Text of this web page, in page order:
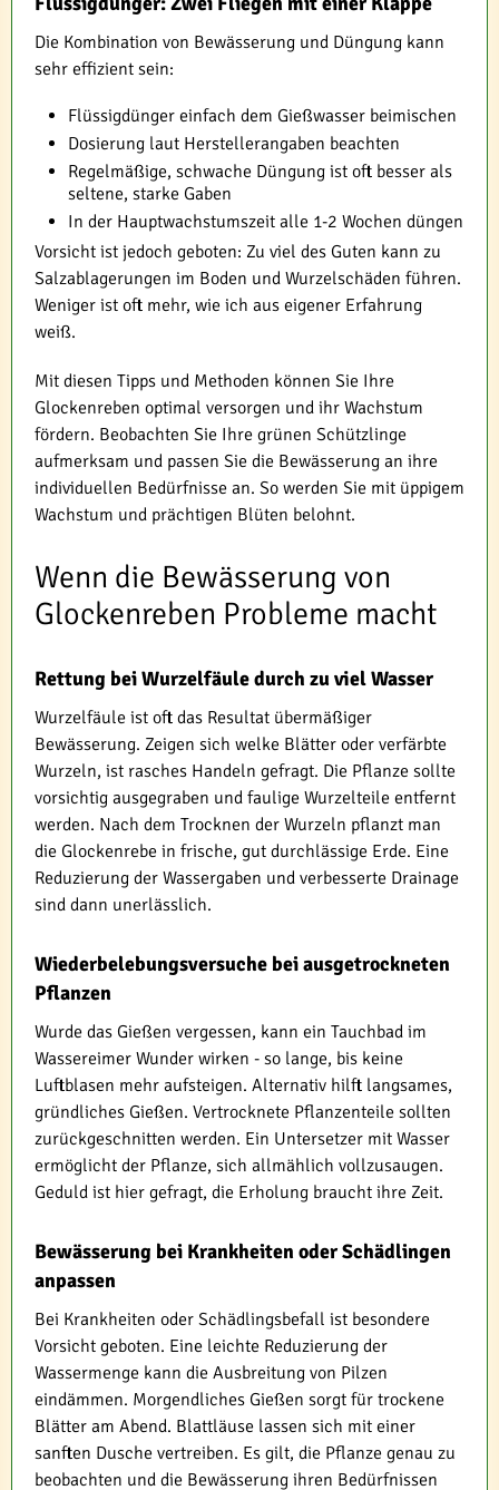
Die Kombination von Bewässerung und Düngung kann
sehr effizient sein:
Flüssigdünger einfach dem Gießwasser beimischen
Dosierung laut Herstellerangaben beachten
Regelmäßige, schwache Düngung ist oft besser als
seltene, starke Gaben
In der Hauptwachstumszeit alle 1-2 Wochen düngen
Vorsicht ist jedoch geboten: Zu viel des Guten kann zu
Salzablagerungen im Boden und Wurzelschäden führen.
Weniger ist oft mehr, wie ich aus eigener Erfahrung
weiß.
Mit diesen Tipps und Methoden können Sie Ihre
Glockenreben optimal versorgen und ihr Wachstum
fördern. Beobachten Sie Ihre grünen Schützlinge
aufmerksam und passen Sie die Bewässerung an ihre
individuellen Bedürfnisse an. So werden Sie mit üppigem
Wachstum und prächtigen Blüten belohnt.
Wenn die Bewässerung von
Glockenreben Probleme macht
Rettung bei Wurzelfäule durch zu viel Wasser
Wurzelfäule ist oft das Resultat übermäßiger
Bewässerung. Zeigen sich welke Blätter oder verfärbte
Wurzeln, ist rasches Handeln gefragt. Die Pflanze sollte
vorsichtig ausgegraben und faulige Wurzelteile entfernt
werden. Nach dem Trocknen der Wurzeln pflanzt man
die Glockenrebe in frische, gut durchlässige Erde. Eine
Reduzierung der Wassergaben und verbesserte Drainage
sind dann unerlässlich.
Wiederbelebungsversuche bei ausgetrockneten
Pflanzen
Wurde das Gießen vergessen, kann ein Tauchbad im
Wassereimer Wunder wirken - so lange, bis keine
Luftblasen mehr aufsteigen. Alternativ hilft langsames,
gründliches Gießen. Vertrocknete Pflanzenteile sollten
zurückgeschnitten werden. Ein Untersetzer mit Wasser
ermöglicht der Pflanze, sich allmählich vollzusaugen.
Geduld ist hier gefragt, die Erholung braucht ihre Zeit.
Bewässerung bei Krankheiten oder Schädlingen
anpassen
Bei Krankheiten oder Schädlingsbefall ist besondere
Vorsicht geboten. Eine leichte Reduzierung der
Wassermenge kann die Ausbreitung von Pilzen
eindämmen. Morgendliches Gießen sorgt für trockene
Blätter am Abend. Blattläuse lassen sich mit einer
sanften Dusche vertreiben. Es gilt, die Pflanze genau zu
beobachten und die Bewässerung ihren Bedürfnissen